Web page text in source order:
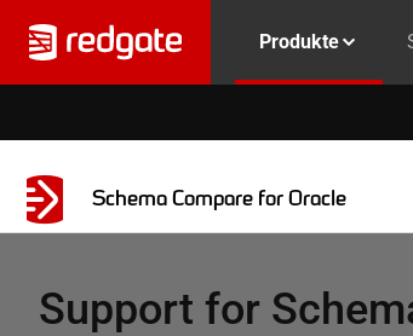
Produkte
Schema Compare for Oracle
Support for